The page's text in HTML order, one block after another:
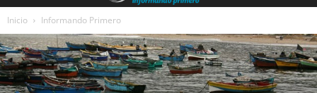
Inicio Informando Primero